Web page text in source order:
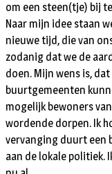
om een steen(tje) bij
Naar mijn idee staan
nieuwe tijd, die van
zodanig dat we de
doen. Mijn wens is,
buurtgemeenten
mogelijk bewoners
wordende dorpen. Ik
vervanging duurt een
aan de lokale politiek.